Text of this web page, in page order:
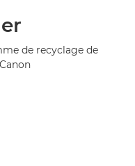
de recyclage de